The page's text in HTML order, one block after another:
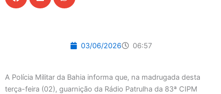
03/06/2026 06:57
A Polícia Militar da Bahia informa que, na madrugada desta
terça-feira (02), guarnição da Rádio Patrulha da 83ª CIPM